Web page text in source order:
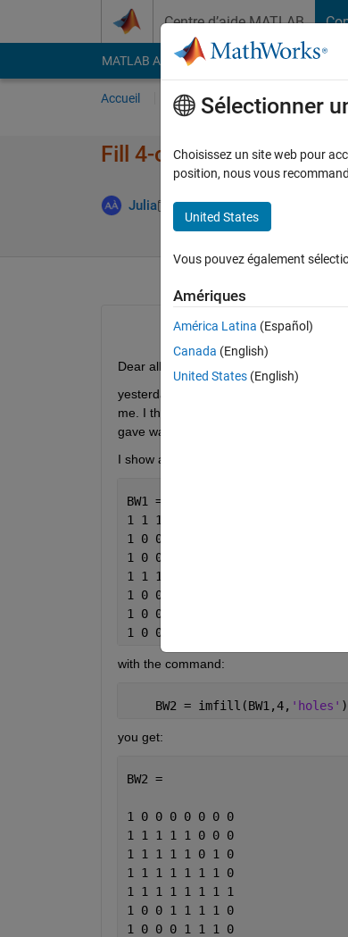
Centre d’aide MATLAB
MATLAB Answers File Exchange Cody
Accueil Poser une question
Fill 4-connected cells
Julia 31 Mar 2011 1 Réponse
Dear all,
yesterday a asked a question about
me. I thank the contributors for them
gave was probably not a good one.
I show another example. If:
BW1 = logical([1 0 0 0 0 0 0 0
1 1 1 1 1 0 0 0
1 0 0 0 1 0 1 0
1 0 0 0 1 1 1 0
1 1 1 1 0 1 1 1
1 0 0 1 1 0 1 0
1 0 0 0 1 0 1 0
1 0 0 0 1 1 1 0]);
with the command:
    BW2 = imfill(BW1,4,
'holes'
you get:
BW2 =
1 0 0 0 0 0 0 0
1 1 1 1 1 0 0 0
1 1 1 1 1 0 1 0
1 1 1 1 1 1 1 0
1 1 1 1 1 1 1 1
1 0 0 1 1 1 1 0
1 0 0 0 1 1 1 0
Sélectionner
Choisissez un site web pour
position, nous vous
United States
Vous pouvez également
Amériques
América Latina (Español)
Canada (English)
United States (English)